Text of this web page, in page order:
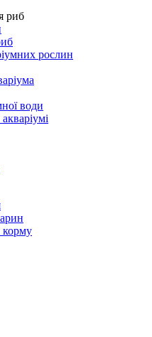
риб
рослин
води
корму